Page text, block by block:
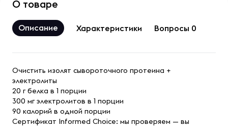
О товаре
Описание Характеристики Вопросы 0
Очистить изолят сывороточного протеина +
электролиты
20 г белка в 1 порции
300 мг электролитов в 1 порции
90 калорий в одной порции
Сертификат Informed Choice: мы проверяем — вы